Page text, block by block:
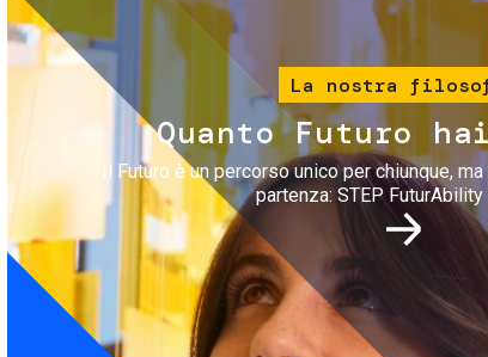
La nostra
Quanto Futuro
Il Futuro è un percorso unico per chiunque,
partenza: STEP